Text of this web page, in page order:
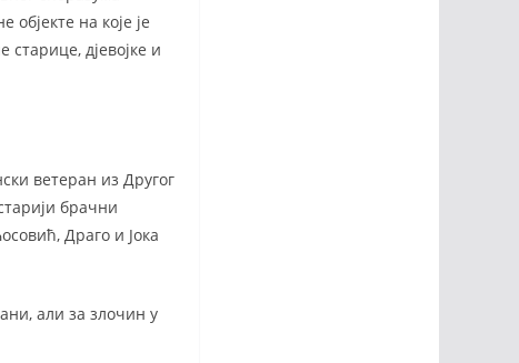
на које је
дјевојке и
ветеран из Другог
брачни
Драго и Јока
али за злочин у